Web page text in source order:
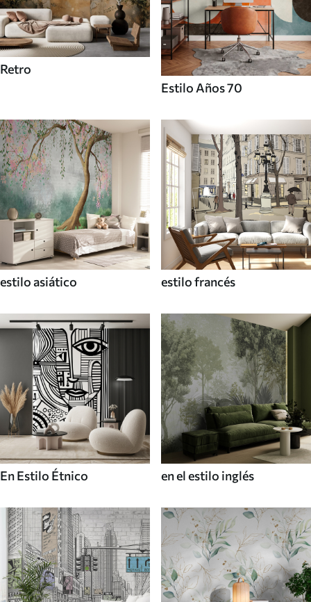
Retro
Estilo Años 70
estilo asiático estilo francés
En Estilo Étnico en el estilo inglés